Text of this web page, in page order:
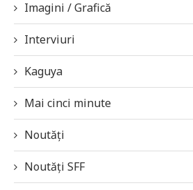
Imagini / Grafică
Interviuri
Kaguya
Mai cinci minute
Noutăți
Noutăți SFF